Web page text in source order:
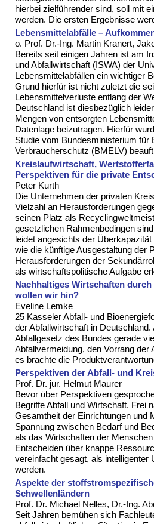
hierbei zielführender sind, soll mit
werden. Die ersten Ergebnisse
Lebensmittelabfälle –
o. Prof. Dr.-Ing. Martin Kranert,
Bereits seit einigen Jahren ist am
und Abfallwirtschaft (ISWA) der
Lebensmittelabfällen ein wichtiger
Grund hierfür ist nicht zuletzt die
Lebensmittelverluste entlang der
Deutschland ist diesbezüglich
Mengen von entsorgten
Datenlage beizutragen. Hierfür
Studie vom Bundesministerium für
Verbraucherschutz (BMELV)
Kreislaufwirtschaft,
Perspektiven für die private
Peter Kurth
Die Unternehmen der privaten
Vielzahl an Herausforderungen
seinen Platz als
gesetzlichen Rahmenbedingen
leidet angesichts der
wie die künftige Ausgestaltung der
Herausforderungen der
als wirtschaftspolitische Aufgabe
Nachhaltiges Wirtschaften
wollen wir hin?
Eveline Lemke
25 Kasseler Abfall- und
der Abfallwirtschaft in
Abfallgesetz des Bundes gerade
Abfallvermeidung, den Vorrang der
es brachte die
Perspektiven der Abfall- und
Prof. Dr. jur. Helmut Maurer
Bevor über Perspektiven
Begriffe Abfall und Wirtschaft. Frei
Gesamtheit der Einrichtungen und
Spannung zwischen Bedarf und
als das Wirtschaften der
Entscheiden über knappe
vereinfacht gesagt, als
werden.
Aspekte der
Schwellenländern
Prof. Dr. Michael Nelles, Dr.-Ing.
Seit Jahren bemühen sich